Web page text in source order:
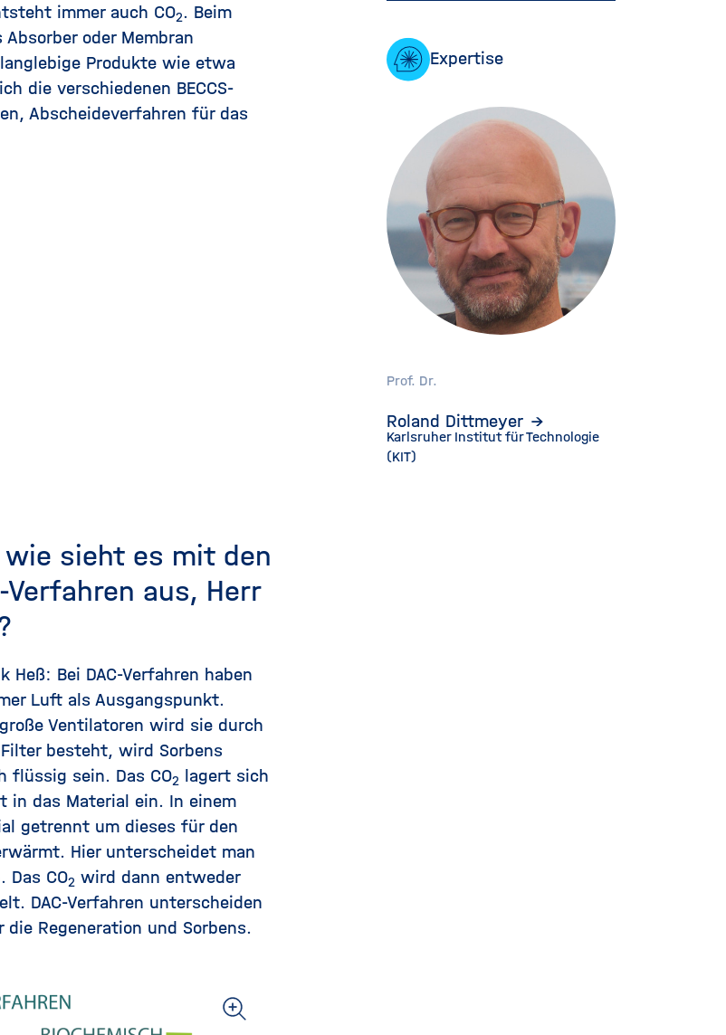
immer auch CO2. Beim
oder Membran
Produkte wie etwa
die verschiedenen BECCS-
Abscheideverfahren für das
Expertise
Prof. Dr.
Roland Dittmeyer
Karlsruher Institut für Technologie
(KIT)
wie sieht es mit den
Verfahren aus, Herr
Heß: Bei DAC-Verfahren haben
Luft als Ausgangspunkt.
Ventilatoren wird sie durch
besteht, wird Sorbens
flüssig sein. Das CO2 lagert sich
in das Material ein. In einem
getrennt um dieses für den
Hier unterscheidet man
Das CO2 wird dann entweder
DAC-Verfahren unterscheiden
Regeneration und Sorbens.